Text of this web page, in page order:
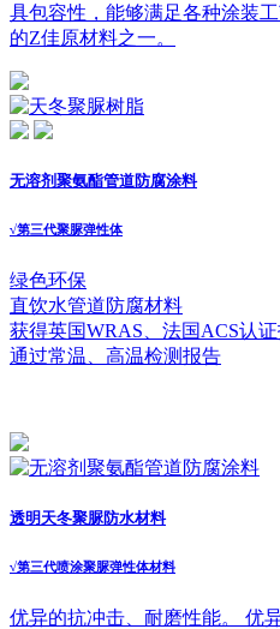
具包容性，能够满足各种涂装
的Z佳原材料之一。
无溶剂聚氨酯管道防腐涂料
√第三代聚脲弹性体
绿色环保
直饮水管道防腐材料
获得英国WRAS、法国ACS认
通过常温、高温检测报告
透明天冬聚脲防水材料
√第三代喷涂聚脲弹性体材料
优异的抗冲击、耐磨性能。 优